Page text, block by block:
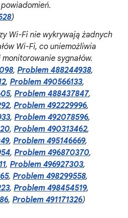
)
Wi-Fi nie wykrywają żadnych
Wi-Fi, co uniemożliwia
sygnałów.
, Problem 488244938,
, Problem 490566133,
, Problem 488437847,
, Problem 492229996,
, Problem 492078596,
, Problem 490313462,
, Problem 495146669,
, Problem 496870370,
, Problem 496927303,
, Problem 498299558,
, Problem 498454519,
, Problem 491171326)